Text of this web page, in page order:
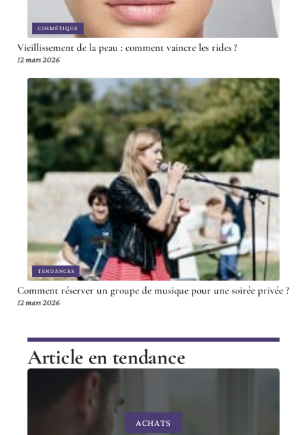
COSMÉTIQUE
Vieillissement de la peau : comment vaincre les rides ?
12 mars 2026
TENDANCES
Comment réserver un groupe de musique pour une soirée privée ?
12 mars 2026
Article en tendance
ACHATS